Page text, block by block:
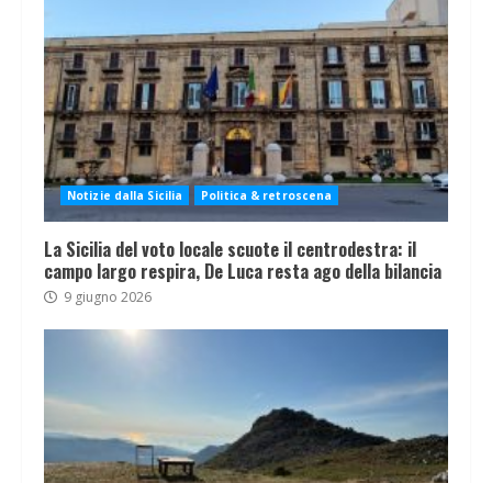
Notizie dalla Sicilia Politica & retroscena
La Sicilia del voto locale scuote il centrodestra: il
campo largo respira, De Luca resta ago della bilancia
9 giugno 2026